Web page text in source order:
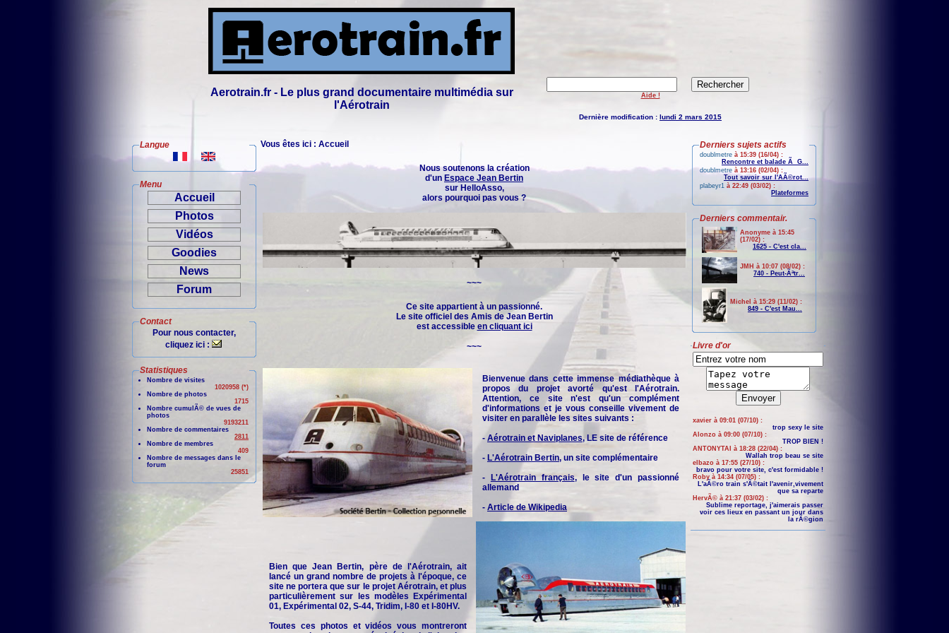
Aerotrain.fr - Le plus grand documentaire multimédia sur
l'Aérotrain
Aide !
Dernière modification : lundi 2 mars 2015
Langue
Menu
Accueil
Photos
Vidéos
Goodies
News
Forum
Contact
Pour nous contacter,
cliquez ici :
Statistiques
Nombre de visites
1020958 (*)
Nombre de photos
1715
Nombre cumulÃ© de vues de
photos
9193211
Nombre de commentaires
2811
Nombre de membres
409
Nombre de messages dans le
forum
25851
Vous êtes ici : Accueil
Nous soutenons la création
d'un Espace Jean Bertin
sur HelloAsso,
alors pourquoi pas vous ?
~~~
Ce site appartient à un passionné.
Le site officiel des Amis de Jean Bertin
est accessible en cliquant ici
~~~
Bienvenue dans cette immense médiathèque à
propos du projet avorté qu'est l'Aérotrain.
Attention, ce site n'est qu'un complément
d'informations et je vous conseille vivement de
visiter en parallèle les sites suivants :
- Aérotrain et Naviplanes, LE site de référence
- L'Aérotrain Bertin, un site complémentaire
-
L'Aérotrain français, le site d'un passionné
allemand
- Article de Wikipedia
Bien que Jean Bertin, père de l'Aérotrain, ait
lancé un grand nombre de projets à l'époque, ce
site ne portera que sur le projet Aérotrain, et plus
particulièrement sur les modèles Expérimental
01, Expérimental 02, S-44, Tridim, I-80 et I-80HV.
Toutes ces photos et vidéos vous montreront
Derniers sujets actifs
doublmetre à 15:39 (16/04) :
Rencontre et balade Ã G...
doublmetre à 13:16 (02/04) :
Tout savoir sur l'AÃ©rot...
plabeyr1 à 22:49 (03/02) :
Plateformes
Derniers commentair.
Anonyme à 15:45
(17/02) :
1625 - C'est cla...
JMH à 10:07 (08/02) :
740 - Peut-Ãªtr...
Michel à 15:29 (11/02) :
849 - C'est Mau...
Livre d'or
xavier à 09:01 (07/10) :
trop sexy le site
Alonzo à 09:00 (07/10) :
TROP BIEN !
ANTONYTAI à 18:28 (22/04) :
Wallah trop beau se site
elbazo à 17:55 (27/10) :
bravo pour votre site, c'est formidable !
Roby à 14:34 (07/05) :
L'aÃ©ro train s'Ã©tait l'avenir,vivement
que sa reparte
HervÃ© à 21:37 (03/02) :
Sublime reportage, j'aimerais passer
voir ces lieux en passant un jour dans
la rÃ©gion